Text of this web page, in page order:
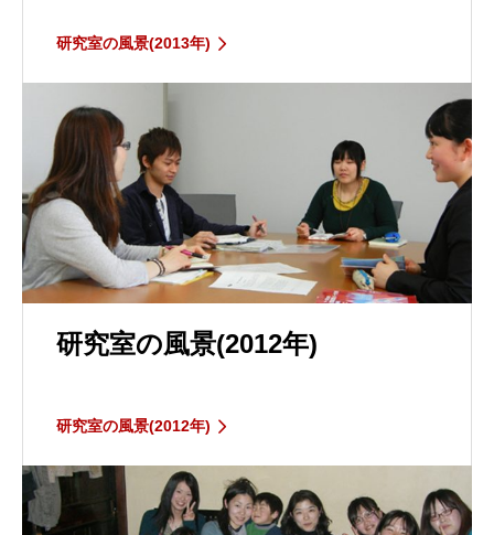
研究室の風景(2013年)
研究室の風景(2012年)
研究室の風景(2012年)